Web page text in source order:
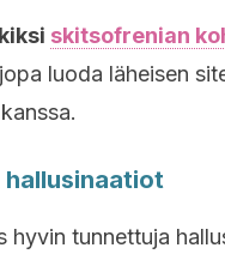
skitsofrenian
luoda läheisen
hyvin tunnettuja